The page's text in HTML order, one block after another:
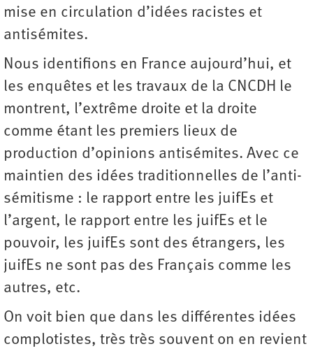
mise en circulation d’idées racistes et
antisémites.
Nous identifions en France aujourd’hui, et
les enquêtes et les travaux de la CNCDH le
montrent, l’extrême droite et la droite
comme étant les premiers lieux de
production d’opinions antisémites. Avec ce
maintien des idées traditionnelles de l’anti­
sémitisme : le rapport entre les juifEs et
l’argent, le rapport entre les juifEs et le
pouvoir, les juifEs sont des étrangers, les
juifEs ne sont pas des Français comme les
autres, etc.
On voit bien que dans les différentes idées
complotistes, très très souvent on en revient